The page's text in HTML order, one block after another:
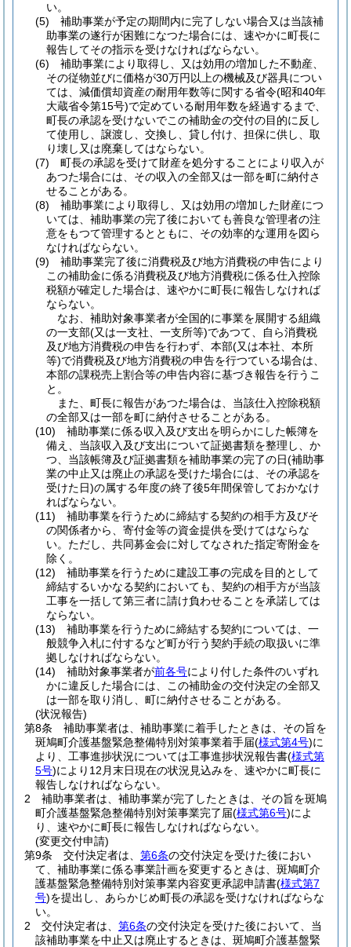
い。
(5)
補助事業が予定の期間内に完了しない場合又は当該補
助事業の遂行が困難になつた場合には、速やかに町長に
報告してその指示を受けなければならない。
(6)
補助事業により取得し、又は効用の増加した不動産、
その従物並びに価格が30万円以上の機械及び器具につい
ては、減価償却資産の耐用年数等に関する省令(昭和40年
大蔵省令第15号)で定めている耐用年数を経過するまで、
町長の承認を受けないでこの補助金の交付の目的に反し
て使用し、譲渡し、交換し、貸し付け、担保に供し、取
り壊し又は廃棄してはならない。
(7)
町長の承認を受けて財産を処分することにより収入が
あつた場合には、その収入の全部又は一部を町に納付さ
せることがある。
(8)
補助事業により取得し、又は効用の増加した財産につ
いては、補助事業の完了後においても善良な管理者の注
意をもつて管理するとともに、その効率的な運用を図ら
なければならない。
(9)
補助事業完了後に消費税及び地方消費税の申告により
この補助金に係る消費税及び地方消費税に係る仕入控除
税額が確定した場合は、速やかに町長に報告しなければ
ならない。
なお、補助対象事業者が全国的に事業を展開する組織
の一支部(又は一支社、一支所等)であつて、自ら消費税
及び地方消費税の申告を行わず、本部(又は本社、本所
等)で消費税及び地方消費税の申告を行つている場合は、
本部の課税売上割合等の申告内容に基づき報告を行うこ
と。
また、町長に報告があつた場合は、当該仕入控除税額
の全部又は一部を町に納付させることがある。
(10)
補助事業に係る収入及び支出を明らかにした帳簿を
備え、当該収入及び支出について証拠書類を整理し、か
つ、当該帳簿及び証拠書類を補助事業の完了の日(補助事
業の中止又は廃止の承認を受けた場合には、その承認を
受けた日)の属する年度の終了後5年間保管しておかなけ
ればならない。
(11)
補助事業を行うために締結する契約の相手方及びそ
の関係者から、寄付金等の資金提供を受けてはならな
い。 ただし、共同募金会に対してなされた指定寄附金を
除く。
(12)
補助事業を行うために建設工事の完成を目的として
締結するいかなる契約においても、契約の相手方が当該
工事を一括して第三者に請け負わせることを承諾しては
ならない。
(13)
補助事業を行うために締結する契約については、一
般競争入札に付するなど町が行う契約手続の取扱いに準
拠しなければならない。
(14)
補助対象事業者が前各号により付した条件のいずれ
かに違反した場合には、この補助金の交付決定の全部又
は一部を取り消し、町に納付させることがある。
(状況報告)
第8条
補助事業者は、補助事業に着手したときは、その旨を
斑鳩町介護基盤緊急整備特別対策事業着手届(様式第4号)に
より、工事進捗状況については工事進捗状況報告書(様式第
5号)により12月末日現在の状況見込みを、速やかに町長に
報告しなければならない。
2
補助事業者は、補助事業が完了したときは、その旨を斑鳩
町介護基盤緊急整備特別対策事業完了届(様式第6号)によ
り、速やかに町長に報告しなければならない。
(変更交付申請)
第9条
交付決定者は、 第6条の交付決定を受けた後におい
て、補助事業に係る事業計画を変更するときは、斑鳩町介
護基盤緊急整備特別対策事業内容変更承認申請書(様式第7
号)を提出し、あらかじめ町長の承認を受けなければならな
い。
2
交付決定者は、 第6条の交付決定を受けた後において、当
該補助事業を中止又は廃止するときは、斑鳩町介護基盤緊